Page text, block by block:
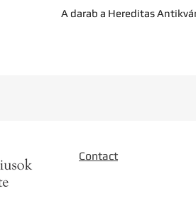
A darab a Hereditas
Contact